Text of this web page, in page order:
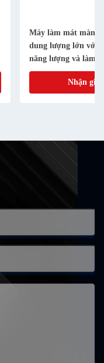
Máy làm mát màn
dung lượng lớn với
năng lượng và làm
Nhận giá